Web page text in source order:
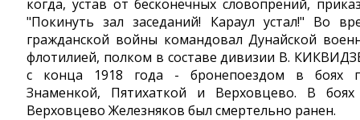
когда, устав от бесконечных словопрений,
"Покинуть зал заседаний! Караул устал!" Во
гражданской войны командовал Дунайской
флотилией, полком в составе дивизии В.
с конца 1918 года - бронепоездом в боях
Знаменкой, Пятихаткой и Верховцево. В
Верховцево Железняков был смертельно ранен.